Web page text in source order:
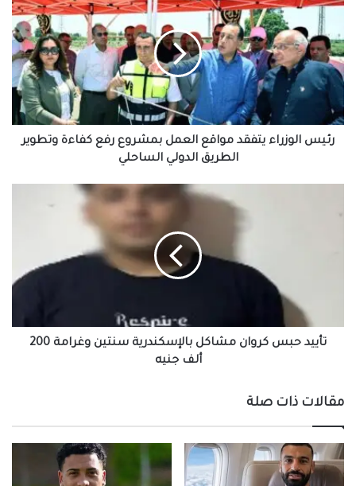
الوزراء
يتفقد
مواقع
العمل
بمشروع
رفع
كفاءة
وتطوير
الطريق
رئيس الوزراء يتفقد مواقع العمل بمشروع رفع كفاءة وتطوير
الطريق الدولي الساحلي
ألف
تأييد حبس كروان مشاكل بالإسكندرية سنتين وغرامة 200
ألف جنيه
مقالات ذات صلة